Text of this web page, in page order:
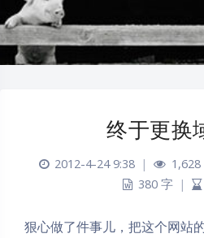
终于更换
2012-4-24 9:38 | 1,628
380 字 |
狠心做了件事儿，把这个网站